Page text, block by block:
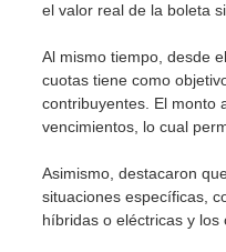
el valor real de la boleta
Al mismo tiempo, desde
cuotas tiene como
contribuyentes. El monto
vencimientos, lo cual
Asimismo, destacaron
situaciones específicas,
híbridas o eléctricas y